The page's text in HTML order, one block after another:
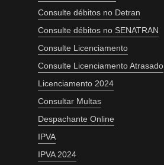
Consulte débitos no Detran
Consulte débitos no SENATRAN
Consulte Licenciamento
Consulte Licenciamento Atrasado
Licenciamento 2024
Consultar Multas
Despachante Online
IPVA
IPVA 2024